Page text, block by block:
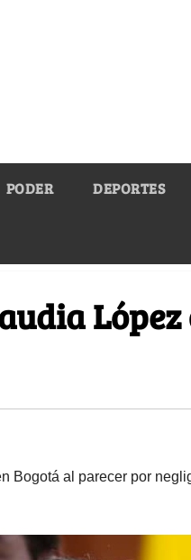
PODER DEPORTES
Bogotá al parecer por